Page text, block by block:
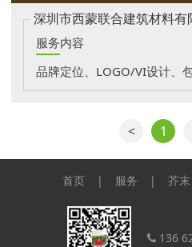
深圳市西蒙联合建筑材料有
服务内容
品牌定位、LOGO/VI设计、
< 1
首页 | 服务 | 芥末
136